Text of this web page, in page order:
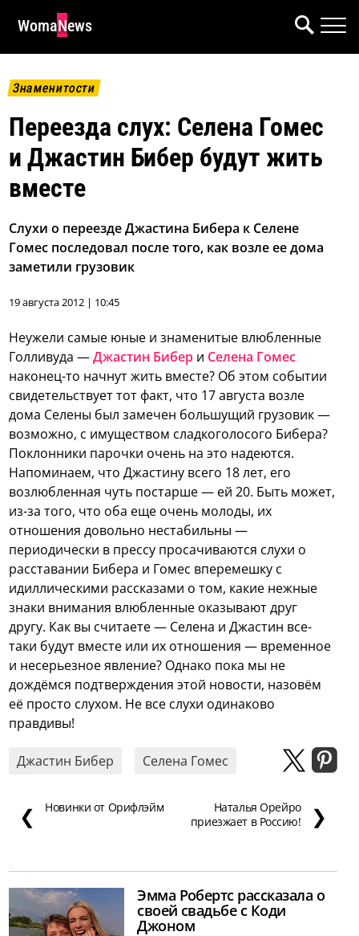
WomaNews
Знаменитости
Переезда слух: Селена Гомес
и Джастин Бибер будут жить
вместе
Слухи о переезде Джастина Бибера к Селене
Гомес последовал после того, как возле ее дома
заметили грузовик
19 августа 2012 | 10:45
Неужели самые юные и знаменитые влюбленные
Голливуда —Джастин Бибер и Селена Гомес
наконец-то начнут жить вместе? Об этом событии
свидетельствует тот факт, что 17 августа возле
дома Селены был замечен большущий грузовик —
возможно, с имуществом сладкоголосого Бибера?
Поклонники парочки очень на это надеются.
Напоминаем, что Джастину всего 18 лет, его
возлюбленная чуть постарше — ей 20. Быть может,
из-за того, что оба еще очень молоды, их
отношения довольно нестабильны —
периодически в прессу просачиваются слухи о
расставании Бибера и Гомес вперемешку с
идиллическими рассказами о том, какие нежные
знаки внимания влюбленные оказывают друг
другу. Как вы считаете — Селена и Джастин все-
таки будут вместе или их отношения — временное
и несерьезное явление? Однако пока мы не
дождёмся подтверждения этой новости, назовём
её просто слухом. Не все слухи одинаково
правдивы!
Джастин Бибер Селена Гомес
❮ Новинки от Орифлэйм
Наталья Орейро
приезжает в Россию!
❯
Эмма Робертс рассказала о
своей свадьбе с Коди
Джоном